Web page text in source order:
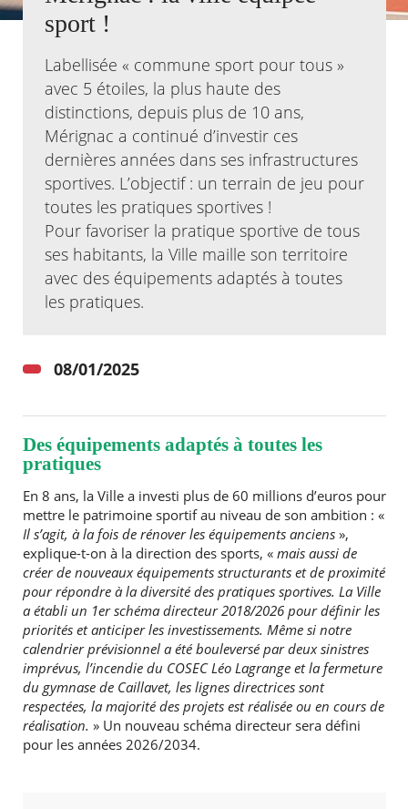
Agenda
Actualités
Kiosque
Espace de services en ligne
Facebook
X Instagram
Youtube
Linkedin
sport !
Labellisée « commune sport pour tous »
avec 5 étoiles, la plus haute des
distinctions, depuis plus de 10 ans,
Mérignac a continué d’investir ces
dernières années dans ses infrastructures
sportives. L’objectif : un terrain de jeu pour
toutes les pratiques sportives !
Pour favoriser la pratique sportive de tous
ses habitants, la Ville maille son territoire
avec des équipements adaptés à toutes
les pratiques.
08/01/2025
Des équipements adaptés à toutes les
pratiques
En 8 ans, la Ville a investi plus de 60 millions d’euros pour
mettre le patrimoine sportif au niveau de son ambition : «
Il s’agit, à la fois de rénover les équipements anciens»,
explique-t-on à la direction des sports, «mais aussi de
créer de nouveaux équipements structurants et de proximité
pour répondre à la diversité des pratiques sportives. La Ville
a établi un 1er schéma directeur 2018/2026 pour définir les
priorités et anticiper les investissements. Même si notre
calendrier prévisionnel a été bouleversé par deux sinistres
imprévus, l’incendie du COSEC Léo Lagrange et la fermeture
du gymnase de Caillavet, les lignes directrices sont
respectées, la majorité des projets est réalisée ou en cours de
réalisation. » Un nouveau schéma directeur sera défini
pour les années 2026/2034.